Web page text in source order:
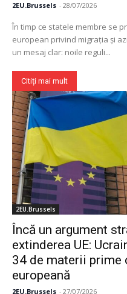
2EU.Brussels - 28/07/2026
În timp ce statele membre se
european privind migrația și
un mesaj clar: noile reguli...
Citiți mai mult
2EU.Brussels
Încă un argument
extinderea UE:
34 de materii prime
europeană
2EU.Brussels - 27/07/2026